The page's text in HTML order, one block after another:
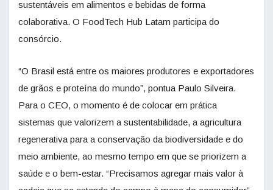
sustentáveis em alimentos e bebidas de forma
colaborativa. O FoodTech Hub Latam participa do
consórcio.
“O Brasil está entre os maiores produtores e exportadores
de grãos e proteína do mundo”, pontua Paulo Silveira.
Para o CEO, o momento é de colocar em prática
sistemas que valorizem a sustentabilidade, a agricultura
regenerativa para a conservação da biodiversidade e do
meio ambiente, ao mesmo tempo em que se priorizem a
saúde e o bem-estar. “Precisamos agregar mais valor à